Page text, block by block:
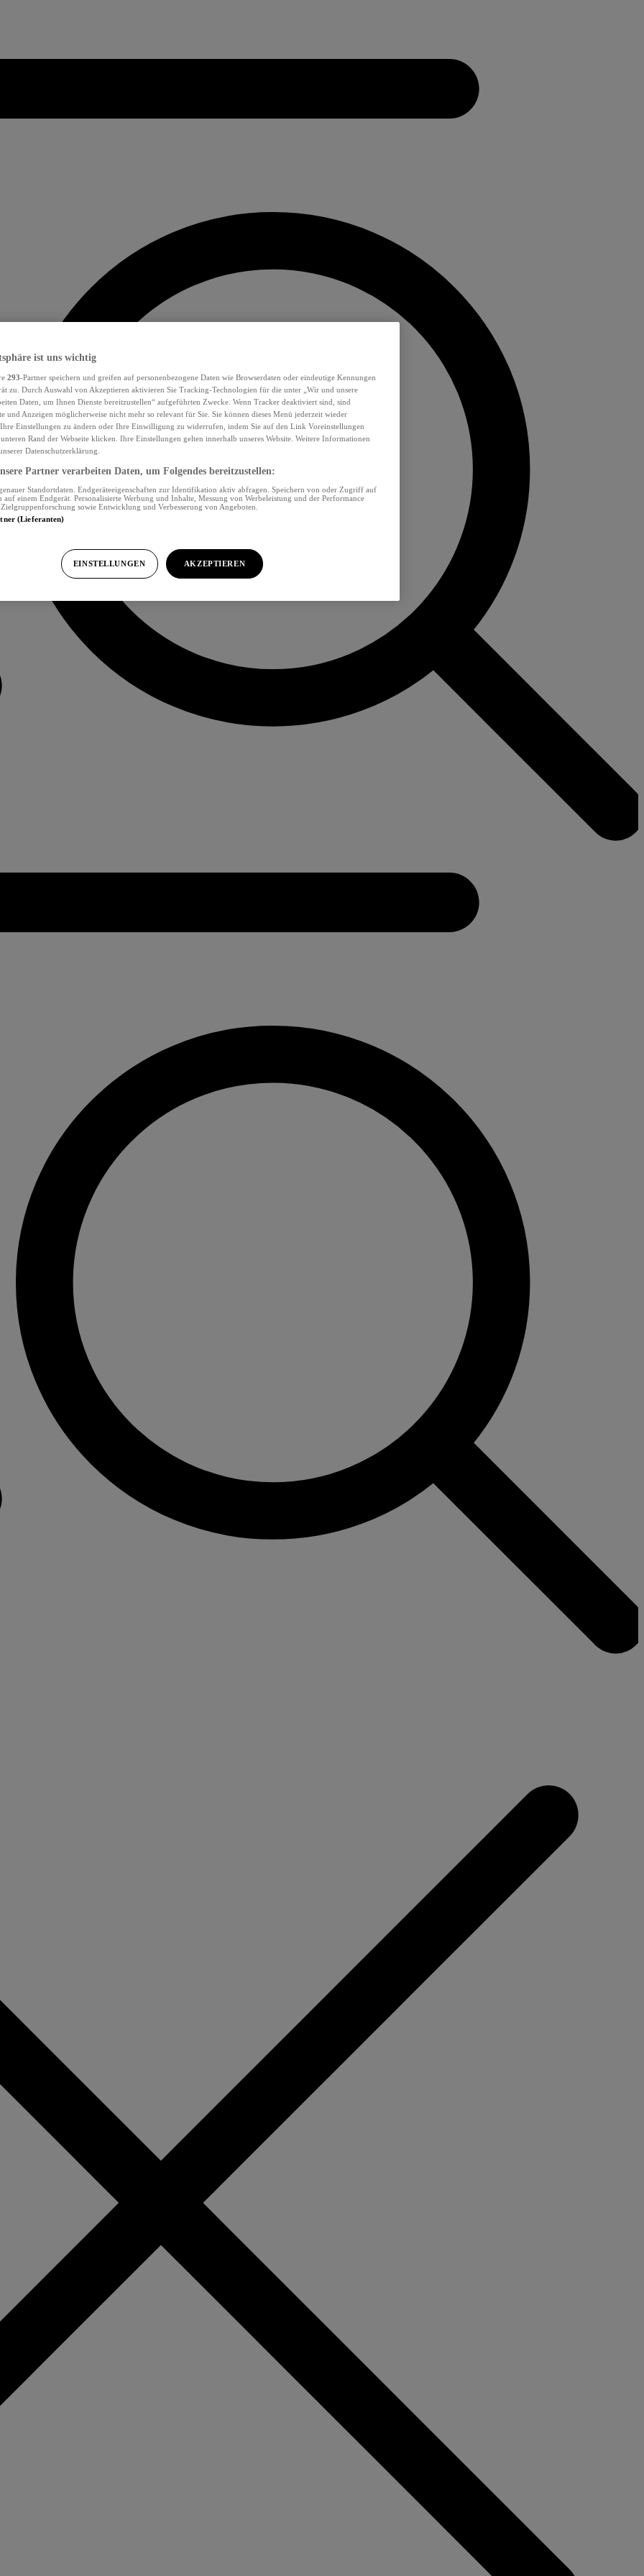
ist uns wichtig
293-Partner speichern und greifen auf personenbezogene Daten wie Browserdaten oder eindeutige Kennungen
zu. Durch Auswahl von Akzeptieren aktivieren Sie Tracking-Technologien für die unter „Wir und unsere
Daten, um Ihnen Dienste bereitzustellen“ aufgeführten Zwecke. Wenn Tracker deaktiviert sind, sind
und Anzeigen möglicherweise nicht mehr so relevant für Sie. Sie können dieses Menü jederzeit wieder
Einstellungen zu ändern oder Ihre Einwilligung zu widerrufen, indem Sie auf den Link Voreinstellungen
Rand der Webseite klicken. Ihre Einstellungen gelten innerhalb unseres Website. Weitere Informationen
Datenschutzerklärung.
Partner verarbeiten Daten, um Folgendes bereitzustellen:
Standortdaten. Endgeräteeigenschaften zur Identifikation aktiv abfragen. Speichern von oder Zugriff auf
einem Endgerät. Personalisierte Werbung und Inhalte, Messung von Werbeleistung und der Performance
sowie Entwicklung und Verbesserung von Angeboten.
(Lieferanten)
EINSTELLUNGEN AKZEPTIEREN